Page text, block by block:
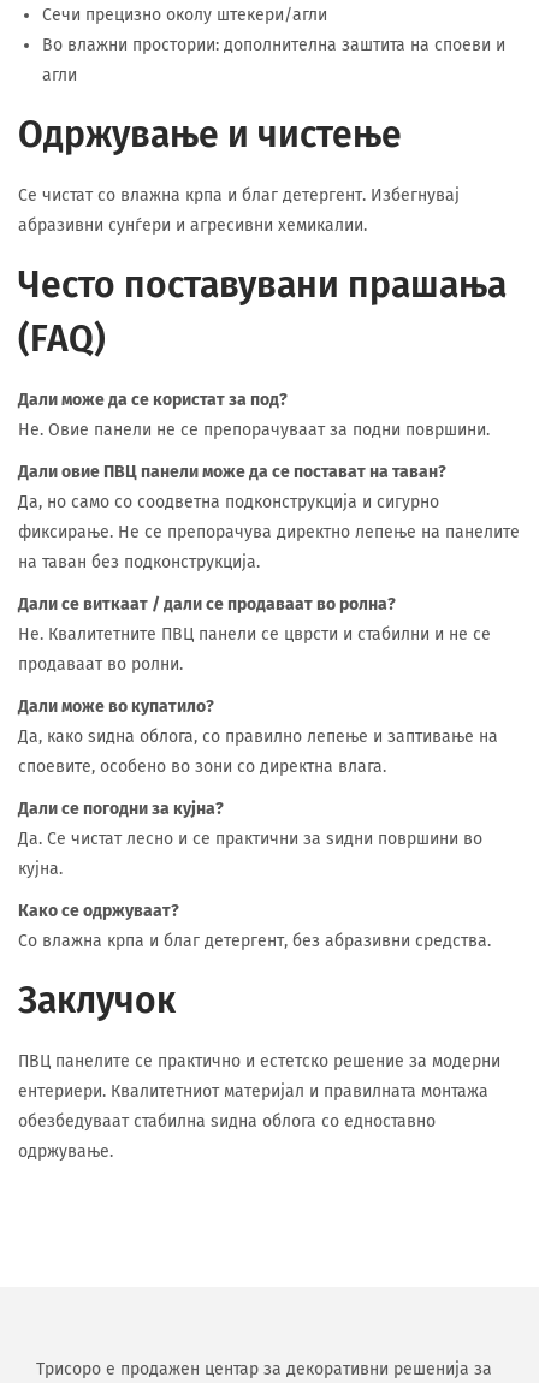
Сечи прецизно околу штекери/агли
Во влажни простории: дополнителна заштита на споеви и
агли
Одржување и чистење
Се чистат со влажна крпа и благ детергент. Избегнувај
абразивни сунѓери и агресивни хемикалии.
Често поставувани прашања
(FAQ)
Дали може да се користат за под?
Не. Овие панели не се препорачуваат за подни површини.
Дали овие ПВЦ панели може да се постават на таван?
Да, но само со соодветна подконструкција и сигурно
фиксирање. Не се препорачува директно лепење на панелите
на таван без подконструкција.
Дали се виткаат / дали се продаваат во ролна?
Не. Квалитетните ПВЦ панели се цврсти и стабилни и не се
продаваат во ролни.
Дали може во купатило?
Да, како ѕидна облога, со правилно лепење и заптивање на
споевите, особено во зони со директна влага.
Дали се погодни за кујна?
Да. Се чистат лесно и се практични за ѕидни површини во
кујна.
Како се одржуваат?
Со влажна крпа и благ детергент, без абразивни средства.
Заклучок
ПВЦ панелите се практично и естетско решение за модерни
ентериери. Квалитетниот материјал и правилната монтажа
обезбедуваат стабилна ѕидна облога со едноставно
одржување.
Трисоро е продажен центар за декоративни решенија за